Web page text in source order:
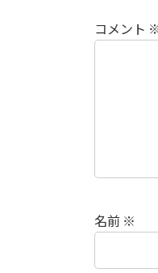
コメント
名前 ※